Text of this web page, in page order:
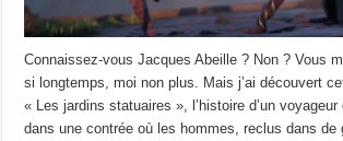
Connaissez-vous Jacques Abeille ? Non ? Vous
si longtemps, moi non plus. Mais j’ai découvert
« Les jardins statuaires », l’histoire d’un voyageur
dans une contrée où les hommes, reclus dans de